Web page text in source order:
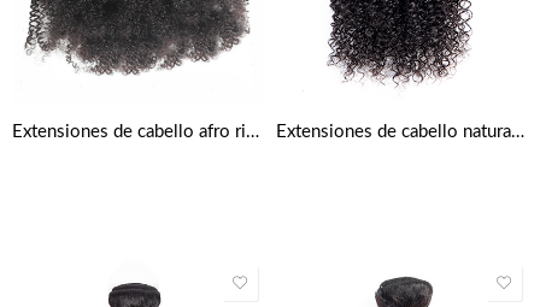
Extensiones de cabello afro rizado natural Extensiones de cabello natural rizado